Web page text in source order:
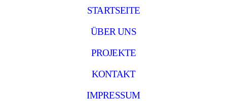
STARTSEITE
ÜBER UNS
PROJEKTE
KONTAKT
IMPRESSUM